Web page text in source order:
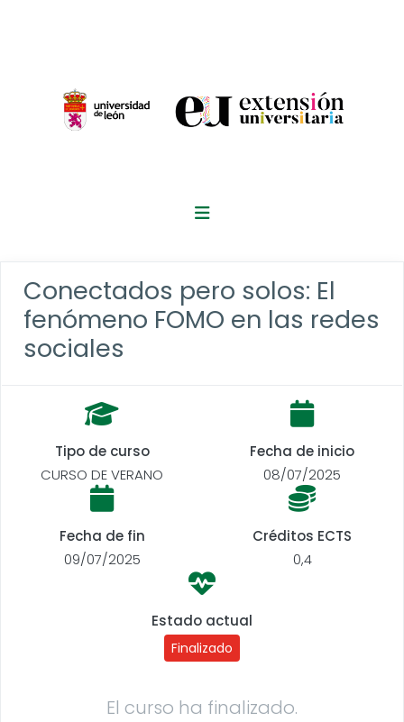
Conectados pero solos: El
fenómeno FOMO en las redes
sociales
Tipo de curso
CURSO DE VERANO
Fecha de inicio
08/07/2025
Fecha de fin
09/07/2025
Créditos ECTS
0,4
Estado actual
Finalizado
El curso ha finalizado.